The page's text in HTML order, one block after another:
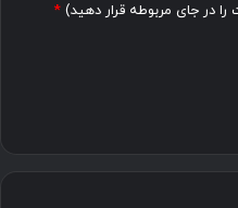
در جای مربوطه قرار دهید) *